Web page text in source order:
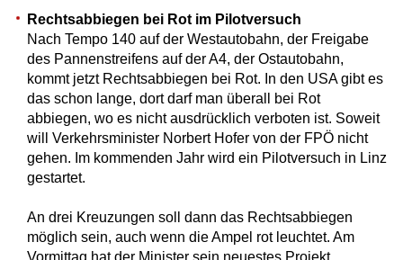
Rechtsabbiegen bei Rot im Pilotversuch
Nach Tempo 140 auf der Westautobahn, der Freigabe
des Pannenstreifens auf der A4, der Ostautobahn,
kommt jetzt Rechtsabbiegen bei Rot. In den USA gibt es
das schon lange, dort darf man überall bei Rot
abbiegen, wo es nicht ausdrücklich verboten ist. Soweit
will Verkehrsminister Norbert Hofer von der FPÖ nicht
gehen. Im kommenden Jahr wird ein Pilotversuch in Linz
gestartet.
An drei Kreuzungen soll dann das Rechtsabbiegen
möglich sein, auch wenn die Ampel rot leuchtet. Am
Vormittag hat der Minister sein neuestes Projekt